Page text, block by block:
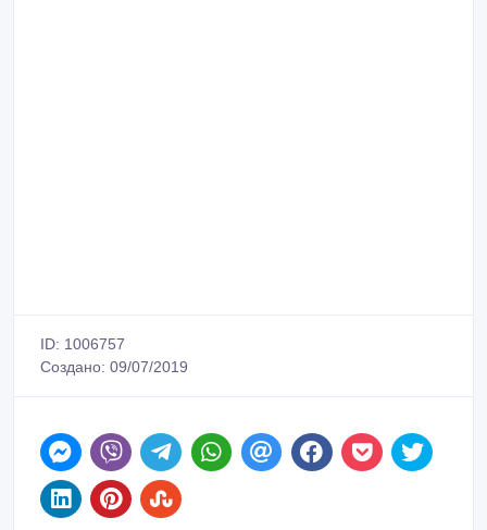
ID: 1006757
Создано: 09/07/2019